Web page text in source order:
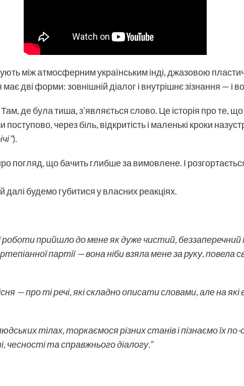
між атмосферним українським інді, джазовою
дві форми: зовнішній діалог і внутрішнє зізнання — і
де була тиша, з’являється слово. Це історія про те,
через біль, відкритість і маленькі кроки
).
погляд, що бачить глибше за вимовлене. І
будемо губитися у власних реакціях.
роботи прийшло до мене як дуже чистий, беззаперечний
партії — вона ніби взяла мене за руку, повела
— про ті речі, які складно описати словами, але на
тілах, торкаємося різних станів і пізнаємо їх
чесності та справжнього діалогу.”